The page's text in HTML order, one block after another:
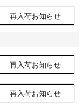
再入荷お知らせ
再入荷お知らせ
再入荷お知らせ